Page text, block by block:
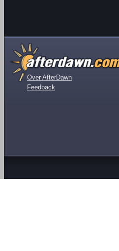
Over AfterDawn
Feedback